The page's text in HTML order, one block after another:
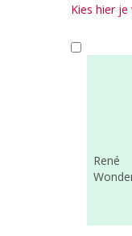
Kies hier
René